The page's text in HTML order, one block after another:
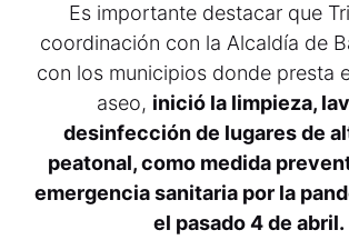
Es importante destacar que
coordinación con la Alcaldía de
con los municipios donde presta
aseo, inició la limpieza,
desinfección de lugares de
peatonal, como medida
emergencia sanitaria por la
el pasado 4 de abril.